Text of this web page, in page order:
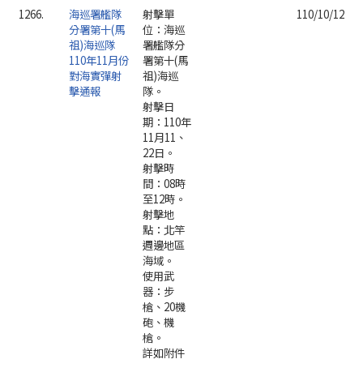
1266.
海巡署艦隊
分署第十(馬
祖)海巡隊
110年11月份
對海實彈射
擊通報
射擊單
位：海巡
署艦隊分
署第十(馬
祖)海巡
隊。
射擊日
期：110年
11月11、
22日。
射擊時
間：08時
至12時。
射擊地
點：北竿
週邊地區
海域。
使用武
器：步
槍、20機
砲、機
槍。
詳如附件
110/10/12